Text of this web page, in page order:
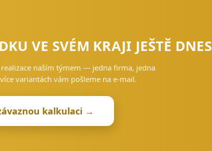
VE SVÉM KRAJI JEŠTĚ DNES
naším týmem — jedna firma, jedna
variantách vám pošleme na e-mail.
kalkulaci →